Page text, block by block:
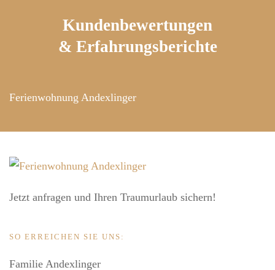
Kundenbewertungen
& Erfahrungsberichte
Ferienwohnung Andexlinger
Jetzt anfragen und Ihren Traumurlaub sichern!
SO ERREICHEN SIE UNS:
Familie Andexlinger